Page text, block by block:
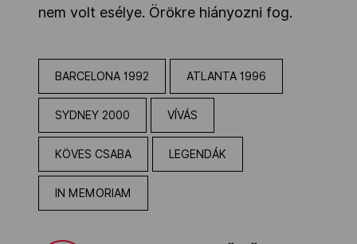
nem volt esélye. Örökre hiányozni fog.
BARCELONA 1992 ATLANTA 1996
SYDNEY 2000 VÍVÁS
KÖVES CSABA LEGENDÁK
IN MEMORIAM